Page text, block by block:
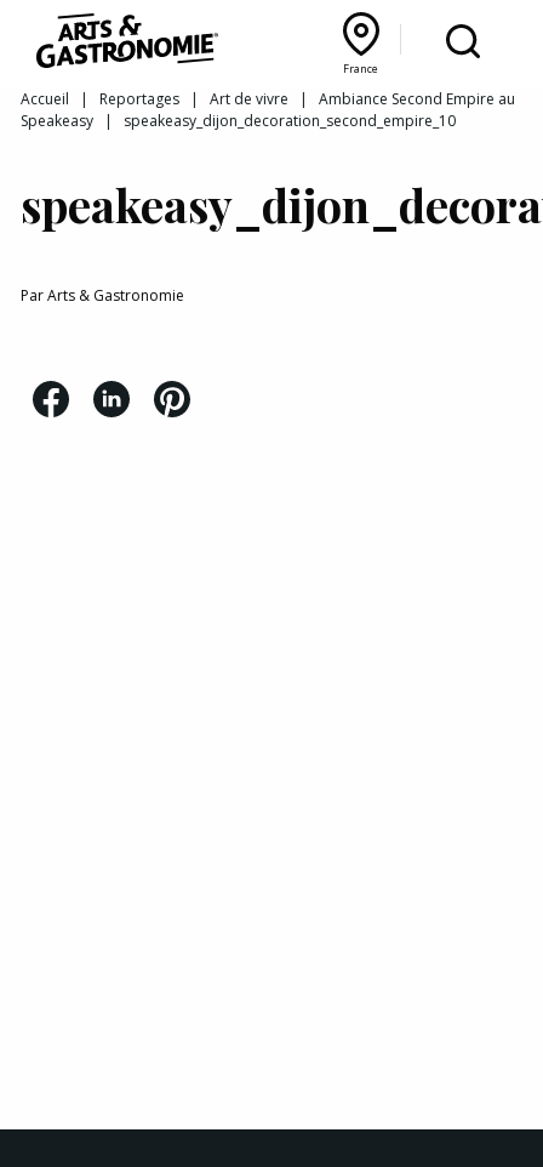
France
Recettes
Reportages
Actualités
Interviews
Bourgogne Franche‑Comté
France
Lyon Rhône‑Alpes
Accueil | Reportages | Art de vivre | Ambiance Second Empire au
Speakeasy | speakeasy_dijon_decoration_second_empire_10
ParArts & Gastronomie